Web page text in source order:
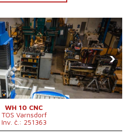
›
WH 10 CNC
TOS Varnsdorf
Inv. č.: 251363